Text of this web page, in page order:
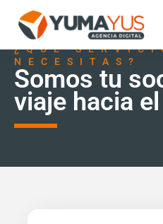
¿QUÉ
NECESITAS?
Somos tu
viaje hacia